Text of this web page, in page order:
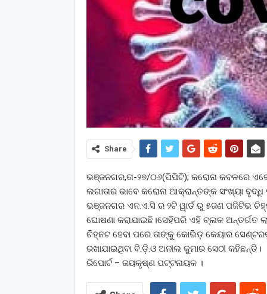
Share
ଭଞ୍ଜନଗର,ତା-୨୭/୦୬(ପିପିଟି); କରୋନା କବଳରେ
ଲଗାତାର ଭାବେ କରୋନା ଆକ୍ରାନ୍ତଙ୍କ ସଂଖ୍ୟା ବୃଦ୍ଧି
ଭଞ୍ଜନଗର ଏନ.ଏ.ସି ର ୨ଟି ୱାର୍ଡ ରୁ ୫ଜଣ ପଜିଟିଭ
ଘୋଷଣା କରାଯାଇଛି।ସେହିପରି ଏହି ବ୍ଲକ ଅନ୍ତର୍ଗତ
ଚିହ୍ନଟ ହେବା ପରେ ତାଙ୍କୁ କୋଭିଡ଼ କେୟାର
ରଖାଯାଇଥିବା ବି.ଡ଼ି.ଓ ଅନୀଲ କୁମାର ସେଠୀ କହିଛନ୍ତି।
ରିପୋର୍ଟ – ଜୟକୃଷ୍ଣ ପଟ୍ଟନାୟକ ।